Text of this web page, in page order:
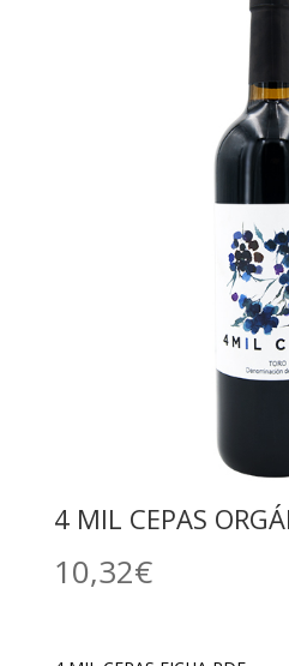
4 MIL CEPAS
10,32€